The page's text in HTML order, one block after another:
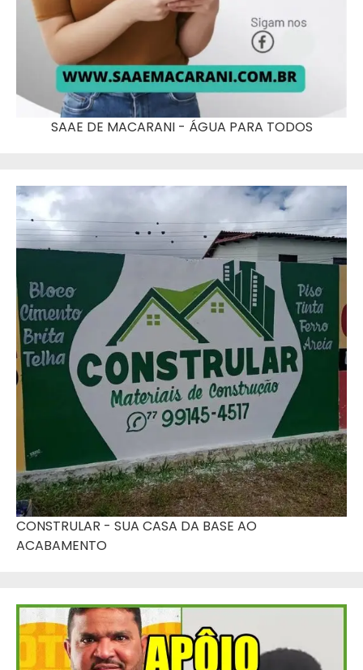
SAAE DE MACARANI - ÁGUA PARA TODOS
CONSTRULAR - SUA CASA DA BASE AO
ACABAMENTO